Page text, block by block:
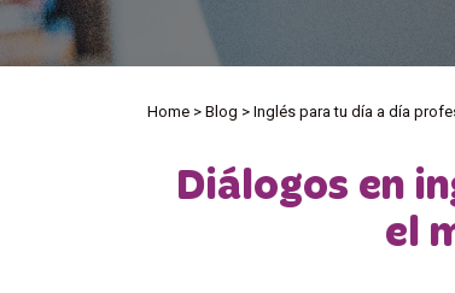
Home > Blog > Inglés para tu día a día
Diálogos en
el